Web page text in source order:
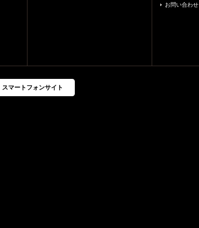
お問い合わせ
スマートフォンサイト